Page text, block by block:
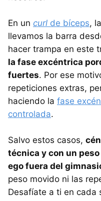
En un curl de bíceps,
llevamos la barra
hacer trampa en este
la fase excéntrica
fuertes. Por ese
repeticiones extras,
haciendo la fase
controlada.
Salvo estos casos,
técnica y con un
ego fuera del
peso movido ni las
Desafíate a ti en cada